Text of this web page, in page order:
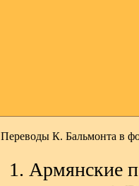
Переводы К. Бальмонта в
Армянские